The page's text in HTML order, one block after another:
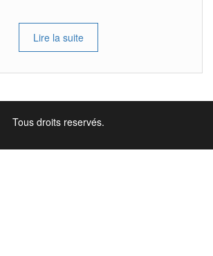
Lire la suite
Tous droits reservés.